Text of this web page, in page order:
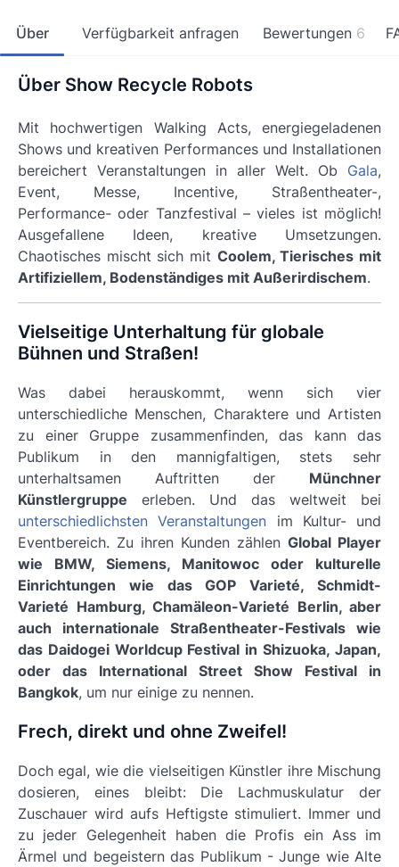
Über Verfügbarkeit anfragen Bewertungen 6
Über Show Recycle Robots
Mit hochwertigen Walking Acts, energiegeladenen
Shows und kreativen Performances und Installationen
bereichert Veranstaltungen in aller Welt. Ob Gala,
Event, Messe, Incentive, Straßentheater-,
Performance- oder Tanzfestival – vieles ist möglich!
Ausgefallene Ideen, kreative Umsetzungen.
Chaotisches mischt sich mit Coolem, Tierisches mit
Artifiziellem, Bodenständiges mit Außerirdischem.
Vielseitige Unterhaltung für globale
Bühnen und Straßen!
Was dabei herauskommt, wenn sich vier
unterschiedliche Menschen, Charaktere und Artisten
zu einer Gruppe zusammenfinden, das kann das
Publikum in den mannigfaltigen, stets sehr
unterhaltsamen Auftritten der Münchner
Künstlergruppe erleben. Und das weltweit bei
unterschiedlichsten Veranstaltungen im Kultur- und
Eventbereich. Zu ihren Kunden zählen Global Player
wie BMW, Siemens, Manitowoc oder kulturelle
Einrichtungen wie das GOP Varieté, Schmidt-
Varieté Hamburg, Chamäleon-Varieté Berlin, aber
auch internationale Straßentheater-Festivals wie
das Daidogei Worldcup Festival in Shizuoka, Japan,
oder das International Street Show Festival in
Bangkok, um nur einige zu nennen.
Frech, direkt und ohne Zweifel!
Doch egal, wie die vielseitigen Künstler ihre Mischung
dosieren, eines bleibt: Die Lachmuskulatur der
Zuschauer wird aufs Heftigste stimuliert. Immer und
zu jeder Gelegenheit haben die Profis ein Ass im
Ärmel und begeistern das Publikum - Junge wie Alte